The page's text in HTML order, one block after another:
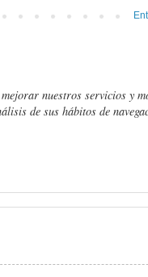
nuestros servicios y
de sus hábitos de